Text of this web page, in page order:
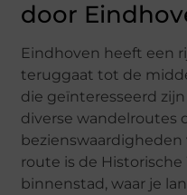
door
Eindhoven heeft een
teruggaat tot de
die geïnteresseerd
diverse wandelroutes
bezienswaardigheden
route is de
binnenstad, waar je